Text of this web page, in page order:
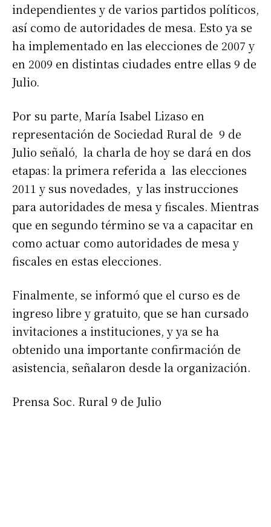
independientes y de varios partidos políticos,
así como de autoridades de mesa. Esto ya se
ha implementado en las elecciones de 2007 y
en 2009 en distintas ciudades entre ellas 9 de
Julio.
Por su parte, María Isabel Lizaso en
representación de Sociedad Rural de 9 de
Julio señaló, la charla de hoy se dará en dos
etapas: la primera referida a las elecciones
2011 y sus novedades, y las instrucciones
para autoridades de mesa y fiscales. Mientras
que en segundo término se va a capacitar en
como actuar como autoridades de mesa y
fiscales en estas elecciones.
Finalmente, se informó que el curso es de
ingreso libre y gratuito, que se han cursado
invitaciones a instituciones, y ya se ha
obtenido una importante confirmación de
asistencia, señalaron desde la organización.
Prensa Soc. Rural 9 de Julio